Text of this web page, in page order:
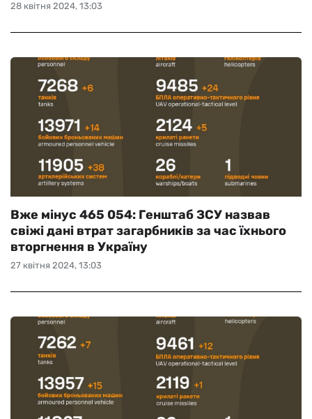
28 квітня 2024, 13:03
27 квітня 2024, 13:03
Вже мінус 465 054: Генштаб ЗСУ назвав
свіжі дані втрат загарбників за час їхнього
вторгнення в Україну